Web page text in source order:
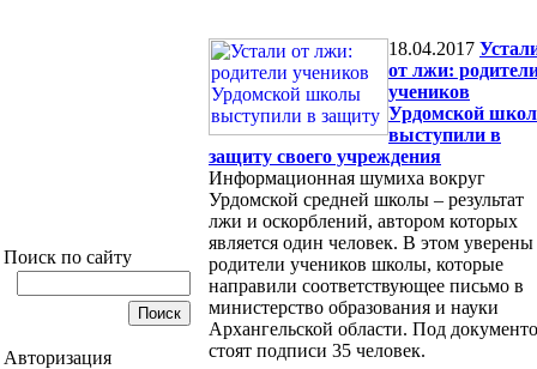
Поиск по сайту
Авторизация
18.04.2017
от лжи:
учеников
Урдомской
выступили в
защиту своего учреждения
Информационная шумиха вокруг
Урдомской средней школы – результат
лжи и оскорблений, автором которых
является один человек. В этом уверены
родители учеников школы, которые
направили соответствующее письмо в
министерство образования и науки
Архангельской области. Под
стоят подписи 35 человек.